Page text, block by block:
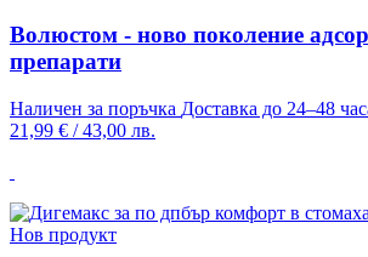
Волюстом - ново поколение
препарати
Наличен за поръчка Доставка до 24–48
21,99 € / 43,00 лв.
Нов продукт